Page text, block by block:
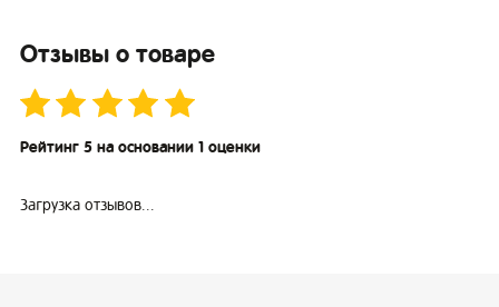
Отзывы о товаре
Рейтинг 5 на основании 1 оценки
Загрузка отзывов...